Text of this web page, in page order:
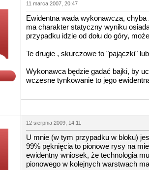
11 marca 2007, 20:47
Ewidentna wada wykonawcza,
ma charakter statyczny wyniku
przypadku idzie od dołu do góry,
Te drugie , skurczowe to "pajączki"
Wykonawca będzie gadać bajki, by
wczesne tynkowanie to jego
12 sierpnia 2009, 14:11
U mnie (w tym przypadku w bloku)
99% pęknięcia to pionowe rysy na
ewidentny wniosek, że technologia
pionowego w kolejnych warstwach